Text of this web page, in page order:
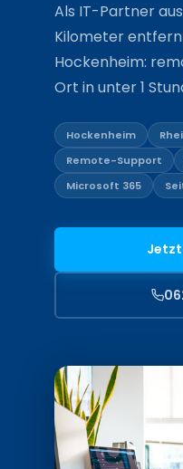
Als IT-Partner
Kilometer
Hockenheim:
Ort in unter 1
Hockenheim
Remote-Support
Microsoft 365